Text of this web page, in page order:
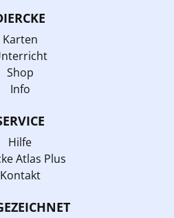
Karten
Shop
Info
Hilfe
Atlas Plus
Kontakt